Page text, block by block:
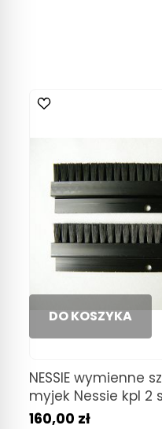
DO KOSZYKA
NESSIE wymienne
myjek Nessie kpl 2
160,00 zł